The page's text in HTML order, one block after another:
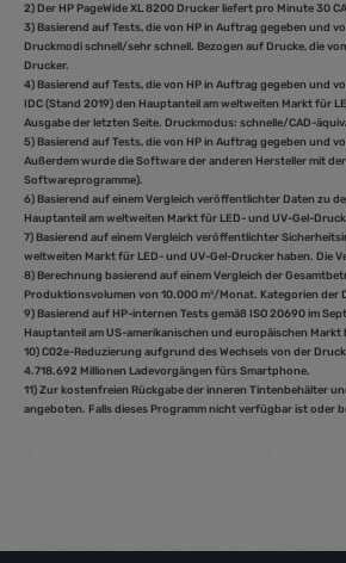
2) Der HP PageWide XL 8200 Drucker liefert pro Minute 30
3) Basierend auf Tests, die von HP in Auftrag gegeben und
Druckmodi schnell/sehr schnell. Bezogen auf Drucke, die
Drucker.
4) Basierend auf Tests, die von HP in Auftrag gegeben
IDC (Stand 2019) den Hauptanteil am weltweiten Markt für
Ausgabe der letzten Seite. Druckmodus: schnelle/CAD-
5) Basierend auf Tests, die von HP in Auftrag gegeben und
Außerdem wurde die Software der anderen Hersteller mit
Softwareprogramme).
6) Basierend auf einem Vergleich veröffentlichter Daten zu
Hauptanteil am weltweiten Markt für LED- und UV-Gel-
7) Basierend auf einem Vergleich veröffentlichter
weltweiten Markt für LED- und UV-Gel-Drucker haben. Die
8) Berechnung basierend auf einem Vergleich der
Produktionsvolumen von 10.000 m²/Monat. Kategorien der
9) Basierend auf HP-internen Tests gemäß ISO 20690 im
Hauptanteil am US-amerikanischen und europäischen Markt
10) C02e-Reduzierung aufgrund des Wechsels von der
4.718.692 Millionen Ladevorgängen fürs Smartphone.
11) Zur kostenfreien Rückgabe der inneren Tintenbehälter
angeboten. Falls dieses Programm nicht verfügbar ist oder